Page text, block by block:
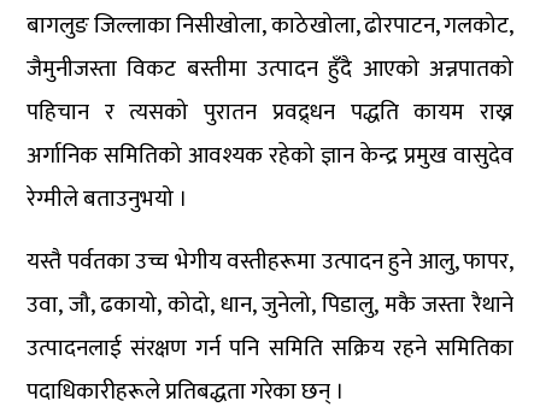
बागलुङ जिल्लाका निसीखोला, काठेखोला, ढोरपाटन, गलकोट,
जैमुनीजस्ता विकट बस्तीमा उत्पादन हुँदै आएको अन्नपातको
पहिचान र त्यसको पुरातन प्रवद्र्धन पद्धति कायम राख्न
अर्गानिक समितिको आवश्यक रहेको ज्ञान केन्द्र प्रमुख वासुदेव
रेग्मीले बताउनुभयो ।
यस्तै पर्वतका उच्च भेगीय वस्तीहरूमा उत्पादन हुने आलु, फापर,
उवा, जौ, ढकायो, कोदो, धान, जुनेलो, पिडालु, मकै जस्ता रैथाने
उत्पादनलाई संरक्षण गर्न पनि समिति सक्रिय रहने समितिका
पदाधिकारीहरूले प्रतिबद्धता गरेका छन् ।